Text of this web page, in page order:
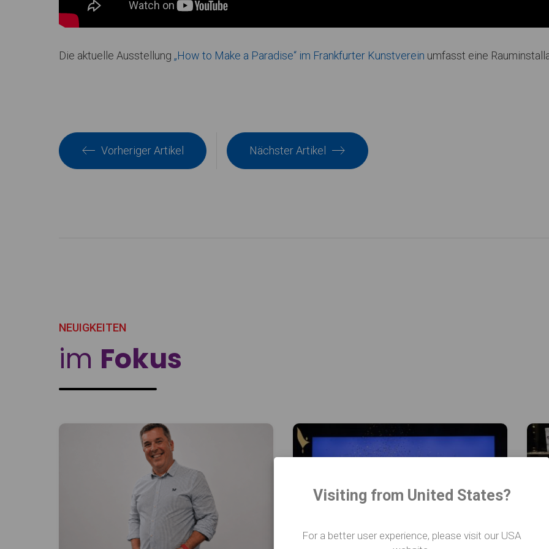
Die aktuelle Ausstellung „How to Make a Paradise“ im Frankfurter Kunstverein umfasst eine
Vorheriger Artikel Nächster Artikel
NEUIGKEITEN
im Fokus
Visiting from United States?
For a better user experience, please visit our USA